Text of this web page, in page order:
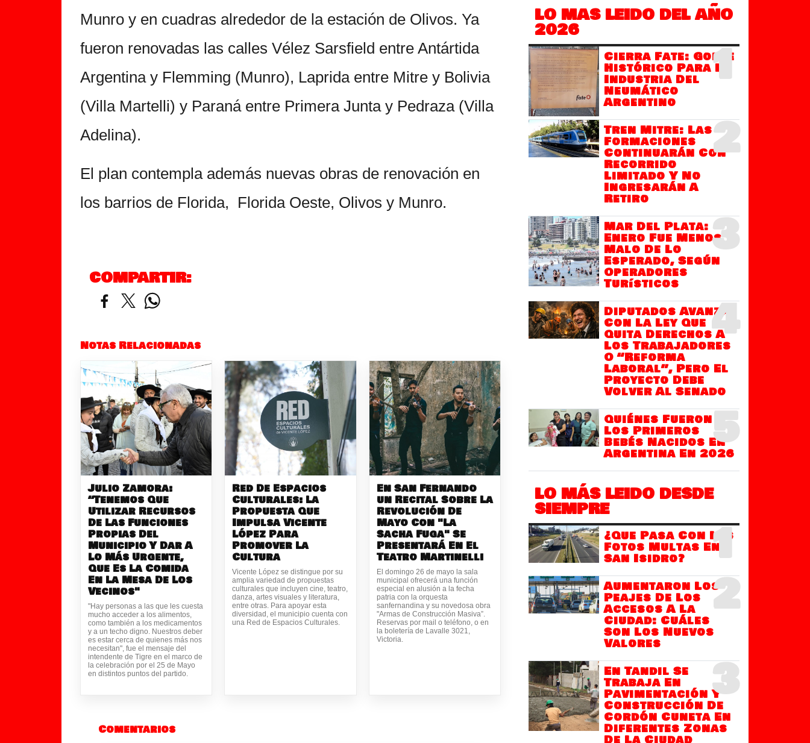
Munro y en cuadras alrededor de la estación de Olivos. Ya
fueron renovadas las calles Vélez Sarsfield entre Antártida
Argentina y Flemming (Munro), Laprida entre Mitre y Bolivia
(Villa Martelli) y Paraná entre Primera Junta y Pedraza (Villa
Adelina).
El plan contempla además nuevas obras de renovación en
los barrios de Florida, Florida Oeste, Olivos y Munro.
COMPARTIR:
Notas Relacionadas
Julio Zamora:
“Tenemos Que
Utilizar Recursos
De Las Funciones
Propias Del
Municipio Y Dar A
Lo Más Urgente,
Que Es La Comida
En La Mesa De Los
Vecinos"
"Hay personas a las que les cuesta
mucho acceder a los alimentos,
como también a los medicamentos
y a un techo digno. Nuestros deber
es estar cerca de quienes más nos
necesitan", fue el mensaje del
intendente de Tigre en el marco de
la celebración por el 25 de Mayo
en distintos puntos del partido.
Red De Espacios
Culturales: La
Propuesta Que
Impulsa Vicente
López Para
Promover La
Cultura
Vicente López se distingue por su
amplia variedad de propuestas
culturales que incluyen cine, teatro,
danza, artes visuales y literatura,
entre otras. Para apoyar esta
diversidad, el municipio cuenta con
una Red de Espacios Culturales.
En San Fernando
un Recital Sobre La
Revolución De
Mayo Con "La
Sacha Fuga" Se
Presentará En El
Teatro Martinelli
El domingo 26 de mayo la sala
municipal ofrecerá una función
especial en alusión a la fecha
patria con la orquesta
sanfernandina y su novedosa obra
"Armas de Construcción Masiva”.
Reservas por mail o teléfono, o en
la boletería de Lavalle 3021,
Victoria.
Comentarios
LO MAS LEIDO DEL AÑO
2026
1
Cierra Fate: Golpe
Histórico Para La
Industria Del
Neumático
Argentino
2
Tren Mitre: Las
Formaciones
Continuarán Con
Recorrido
Limitado Y No
Ingresarán A
Retiro
3
Mar Del Plata:
Enero Fue Menos
Malo De Lo
Esperado, Según
Operadores
Turísticos
4
Diputados Avanza
Con La Ley Que
Quita Derechos A
Los Trabajadores
O “Reforma
Laboral”, Pero El
Proyecto Debe
Volver Al Senado
5
Quiénes Fueron
Los Primeros
Bebés Nacidos En
Argentina En 2026
LO MÁS LEIDO DESDE
SIEMPRE
1
¿Que Pasa Con Las
Fotos Multas En
San Isidro?
2
Aumentaron Los
Peajes De Los
Accesos A La
Ciudad: Cuáles
Son Los Nuevos
Valores
3
En Tandil Se
Trabaja En
Pavimentación Y
Construcción De
Cordón Cuneta En
Diferentes Zonas